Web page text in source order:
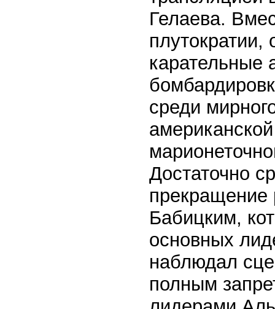
Гелаева.
карательные
среди
Достаточно
Бабицким,
основных
наблюдал
полным